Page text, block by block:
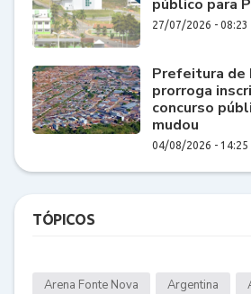
público para
27/07/2026 - 08:23
Prefeitura de
prorroga
concurso
mudou
04/08/2026 - 14:25
TÓPICOS
Arena Fonte Nova Argentina